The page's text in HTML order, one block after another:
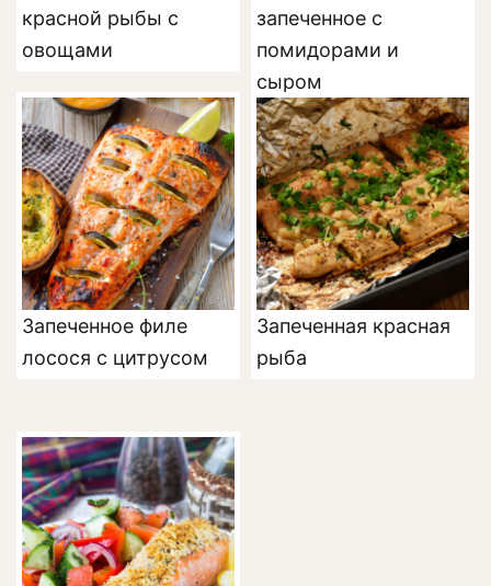
красной рыбы с
овощами
запеченное с
помидорами и
сыром
Запеченное филе
лосося с цитрусом
Запеченная красная
рыба